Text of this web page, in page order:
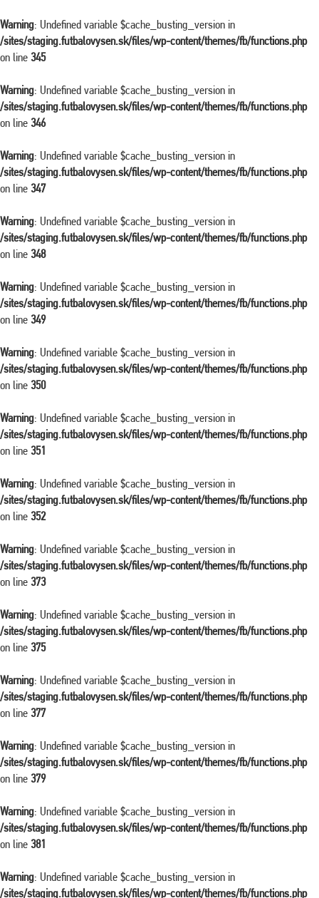
Warning: Undefined variable $cache_busting_version in
/sites/staging.futbalovysen.sk/files/wp-content/themes/fb/functions.php
on line 345
Warning: Undefined variable $cache_busting_version in
/sites/staging.futbalovysen.sk/files/wp-content/themes/fb/functions.php
on line 346
Warning: Undefined variable $cache_busting_version in
/sites/staging.futbalovysen.sk/files/wp-content/themes/fb/functions.php
on line 347
Warning: Undefined variable $cache_busting_version in
/sites/staging.futbalovysen.sk/files/wp-content/themes/fb/functions.php
on line 348
Warning: Undefined variable $cache_busting_version in
/sites/staging.futbalovysen.sk/files/wp-content/themes/fb/functions.php
on line 349
Warning: Undefined variable $cache_busting_version in
/sites/staging.futbalovysen.sk/files/wp-content/themes/fb/functions.php
on line 350
Warning: Undefined variable $cache_busting_version in
/sites/staging.futbalovysen.sk/files/wp-content/themes/fb/functions.php
on line 351
Warning: Undefined variable $cache_busting_version in
/sites/staging.futbalovysen.sk/files/wp-content/themes/fb/functions.php
on line 352
Warning: Undefined variable $cache_busting_version in
/sites/staging.futbalovysen.sk/files/wp-content/themes/fb/functions.php
on line 373
Warning: Undefined variable $cache_busting_version in
/sites/staging.futbalovysen.sk/files/wp-content/themes/fb/functions.php
on line 375
Warning: Undefined variable $cache_busting_version in
/sites/staging.futbalovysen.sk/files/wp-content/themes/fb/functions.php
on line 377
Warning: Undefined variable $cache_busting_version in
/sites/staging.futbalovysen.sk/files/wp-content/themes/fb/functions.php
on line 379
Warning: Undefined variable $cache_busting_version in
/sites/staging.futbalovysen.sk/files/wp-content/themes/fb/functions.php
on line 381
Warning: Undefined variable $cache_busting_version in
/sites/staging.futbalovysen.sk/files/wp-content/themes/fb/functions.php